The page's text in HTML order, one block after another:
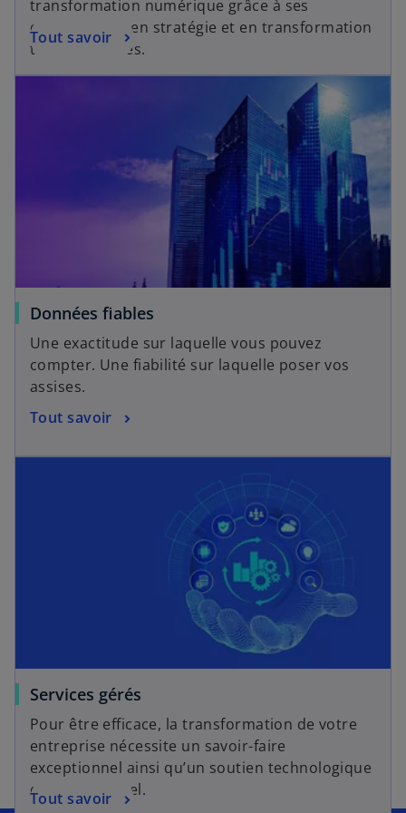
transformation numérique grâce à ses
compétences en stratégie et en transformation
technologiques.
Tout savoir
Données fiables
Une exactitude sur laquelle vous pouvez
compter. Une fiabilité sur laquelle poser vos
assises.
Tout savoir
Services gérés
Pour être efficace, la transformation de votre
entreprise nécessite un savoir-faire
exceptionnel ainsi qu’un soutien technologique
et opérationnel.
Tout savoir